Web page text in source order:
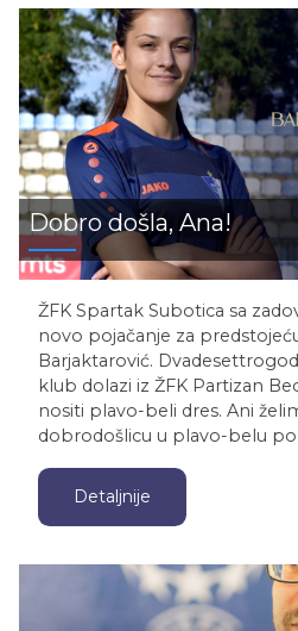
Dobro došla, Ana!
ŽFK Spartak Subotica sa
novo pojačanje za
Barjaktarović.
klub dolazi iz ŽFK Partizan
nositi plavo-beli dres. Ani
dobrodošlicu u plavo-belu
Detaljnije